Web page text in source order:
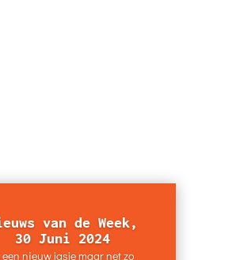
van de Week,
30 Juni 2024
een nieuw jasje maar net zo